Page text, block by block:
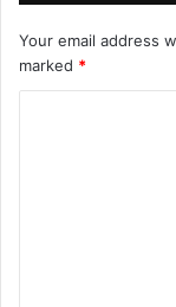
Your email address
marked *